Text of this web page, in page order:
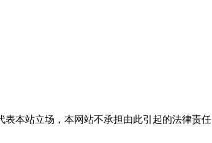
本站立场，本网站不承担由此引起的法律责任